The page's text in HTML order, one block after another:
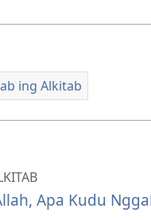
ing Alkitab
Apa Kudu